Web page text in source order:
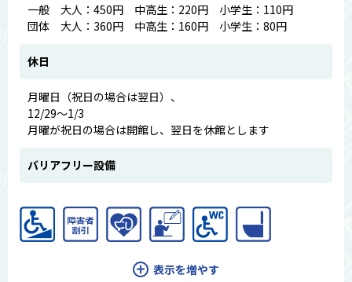
一般 大人：450円 中高生：220円 小学生：110円
団体 大人：360円 中高生：160円 小学生：80円
休日
月曜日（祝日の場合は翌日）、
12/29～1/3
月曜が祝日の場合は開館し、翌日を休館とします
バリアフリー設備
表示を増やす